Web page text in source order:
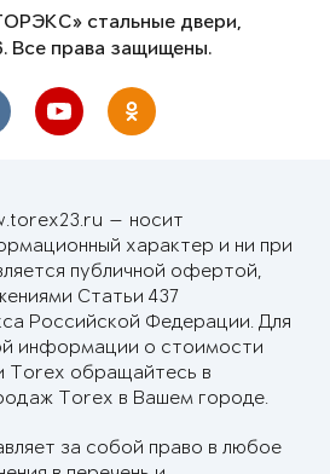
стальные двери,
Все права защищены.
— носит
характер и ни при
публичной офертой,
Статьи 437
Российской Федерации. Для
информации о стоимости
Torex обращайтесь в
Torex в Вашем городе.
за собой право в любое